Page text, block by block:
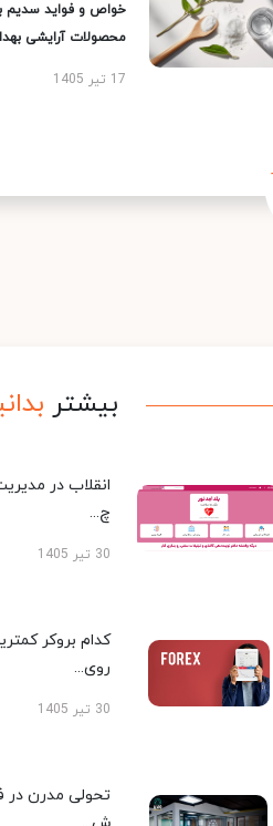
خواص و فواید سدیم
محصولات آرایشی
17 تیر 1405
بیشتر
انقلاب در
چ...
30 تیر 1405
کدام بروکر
روی...
30 تیر 1405
تحولی مدرن در